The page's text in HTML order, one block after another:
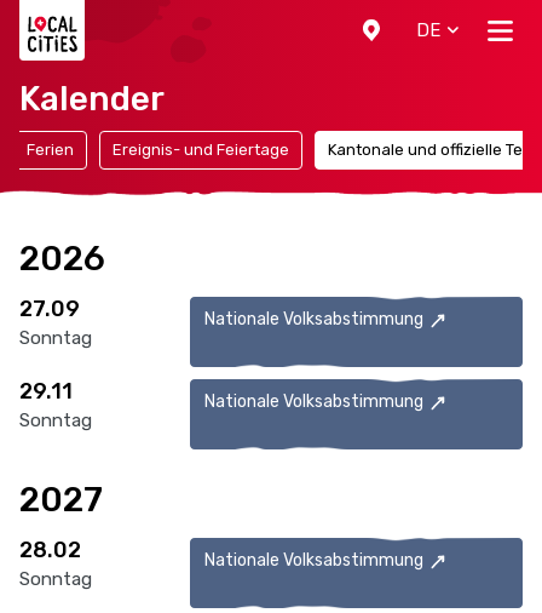
DE
Kalender
Ferien Ereignis- und Feiertage Kantonale und offizielle
2026
27.09
Sonntag
Nationale Volksabstimmung
29.11
Sonntag
Nationale Volksabstimmung
2027
28.02
Sonntag
Nationale Volksabstimmung